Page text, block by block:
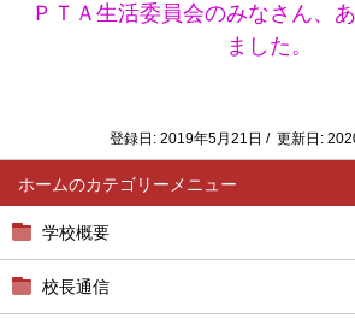
ホーム
学校概要
校長通信
ＰＴＡ生活委員会のみなさん、
ました。
登録日: 2019年5月21日 / 更新日: